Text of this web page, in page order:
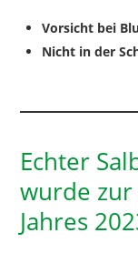
Vorsicht bei
Nicht in der
Echter
wurde zur
Jahres